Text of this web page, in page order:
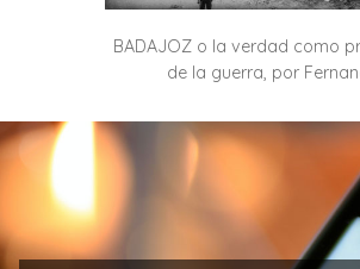
BADAJOZ o la verdad como
de la guerra, por